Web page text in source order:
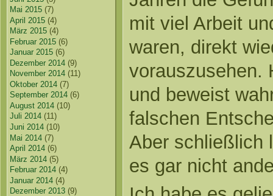
Mai 2015 (7)
April 2015 (4)
März 2015 (4)
Februar 2015 (6)
Januar 2015 (6)
Dezember 2014 (9)
November 2014 (11)
Oktober 2014 (7)
September 2014 (6)
August 2014 (10)
Juli 2014 (11)
Juni 2014 (10)
Mai 2014 (7)
April 2014 (6)
März 2014 (5)
Februar 2014 (4)
Januar 2014 (4)
Dezember 2013 (9)
mit viel Arbeit
waren, direkt
vorauszusehen.
und beweist
falschen
Aber schließlich
es gar nicht